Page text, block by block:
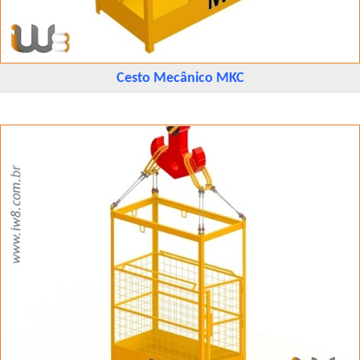
Cesto Mecânico MKC